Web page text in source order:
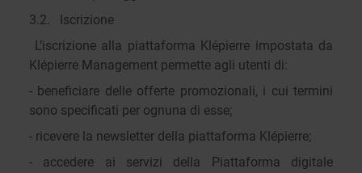
3.2. Iscrizione
L’iscrizione alla piattaforma Klépierre impostata da
Klépierre Management permette agli utenti di:
- beneficiare delle offerte promozionali, i cui termini
sono specificati per ognuna di esse;
- ricevere la newsletter della piattaforma Klépierre;
- accedere ai servizi della Piattaforma digitale